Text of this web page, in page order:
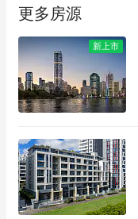
更多房源
新上市